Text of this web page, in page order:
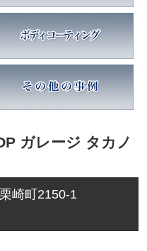
ガレージ タカノ
崎町2150-1